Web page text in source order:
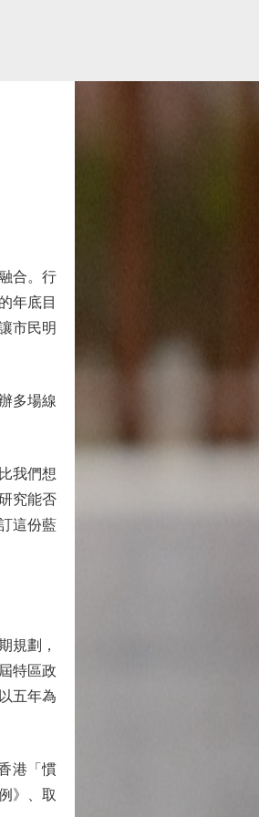
合。行
年底目
市民明
多場線
我們想
究能否
這份藍
規劃，
特區政
五年為
港「慣
》、取